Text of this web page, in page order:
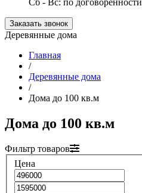
Сб - Вс: по договоренности
Заказать звонок
Деревянные дома
Главная
/
Деревянные дома
/
Дома до 100 кв.м
Дома до 100 кв.м
Фильтр товаров
Цена